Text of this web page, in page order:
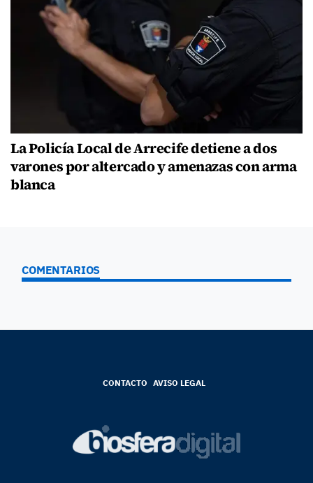
La Policía Local de Arrecife detiene a dos
varones por altercado y amenazas con arma
blanca
COMENTARIOS
CONTACTO AVISO LEGAL